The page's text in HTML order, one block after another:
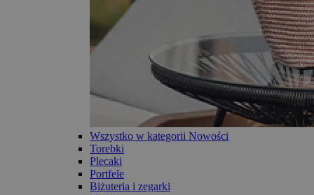
Wszystko w kategorii Nowości
Torebki
Plecaki
Portfele
Biżuteria i zegarki